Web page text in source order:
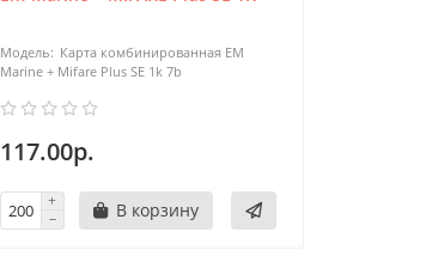
Карта комбинированная EM
Marine + Mifare Plus SE 1k 7b
117.00р.
В корзину